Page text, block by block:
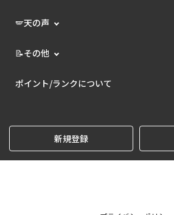
🪽天の声
📝その他
ポイント/ランクについて
新規登録